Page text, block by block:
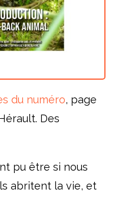
du numéro, page
Des
pu être si nous
abritent la vie, et